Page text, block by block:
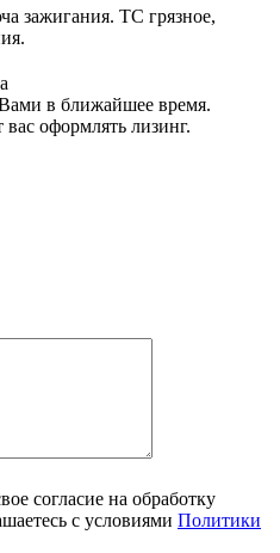
зажигания. ТС грязное,
в ближайшее время.
вас оформлять лизинг.
согласие на обработку
с условиями Политики